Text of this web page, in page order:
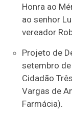
Honra ao
ao senhor
vereador
Projeto de
setembro
Cidadão
Vargas de
Farmácia).